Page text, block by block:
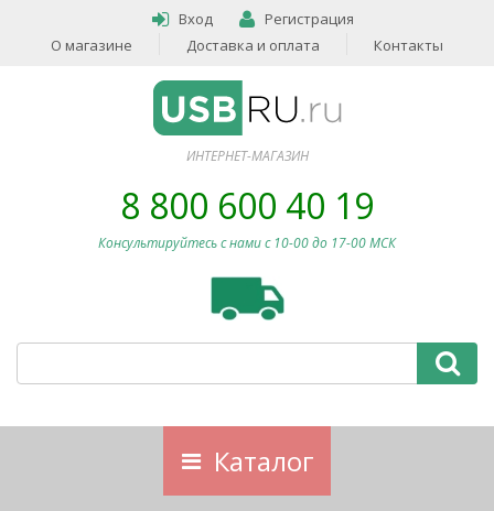
Вход
Регистрация
О магазине
Доставка и оплата Контакты
ИНТЕРНЕТ-МАГАЗИН
8 800 600 40 19
Консультируйтесь с нами c 10-00 до 17-00 МСК
Каталог